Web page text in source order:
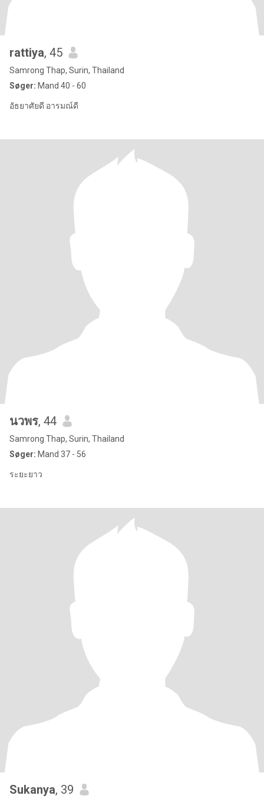
rattiya, 45
Samrong Thap, Surin, Thailand
Søger: Mand 40 - 60
อัธยาศัยดี อารมณ์ดี
นวพร, 44
Samrong Thap, Surin, Thailand
Søger: Mand 37 - 56
ระยะยาว
Sukanya, 39